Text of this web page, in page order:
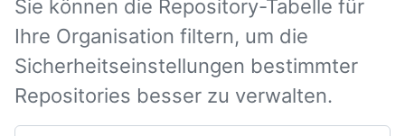
Sie können die Repository-Tabelle für
Ihre Organisation filtern, um die
Sicherheitseinstellungen bestimmter
Repositories besser zu verwalten.